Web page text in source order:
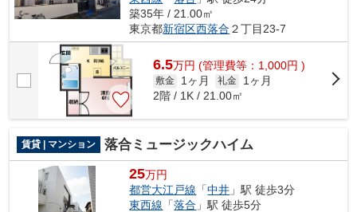
築35年 / 21.00㎡
東京都新宿区西落合 ２丁目23-7
6.5万円 (管理費等：1,000円 )
敷金 1ヶ月 礼金
1ヶ月
2階 / 1K / 21.00㎡
賃貸 | マンション 落合ミュージックハイム
25万円
都営大江戸線 「中井 」駅 徒歩3分
東西線 「落合 」駅 徒歩5分